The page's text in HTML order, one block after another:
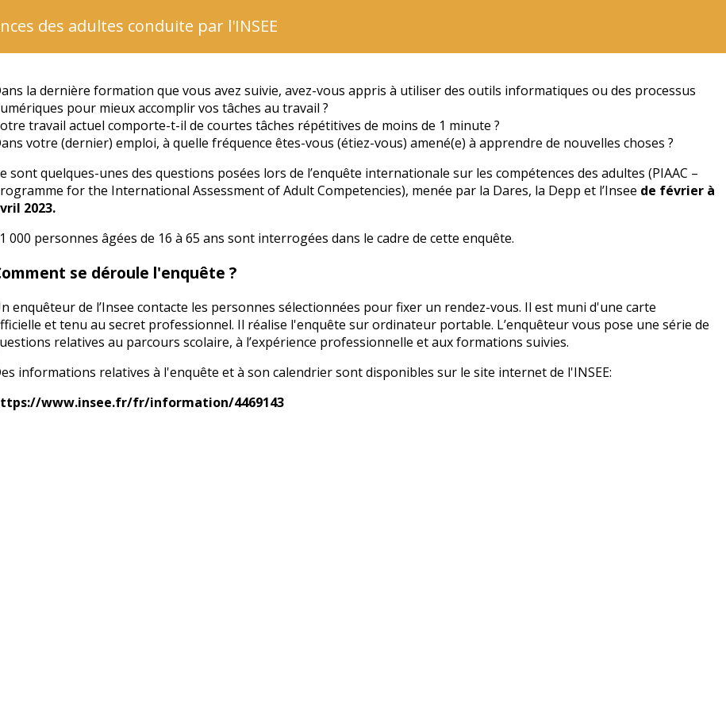
des adultes conduite par l'INSEE
la dernière formation que vous avez suivie, avez-vous appris à utiliser des outils informatiques ou des processus
pour mieux accomplir vos tâches au travail ?
travail actuel comporte-t-il de courtes tâches répétitives de moins de 1 minute ?
votre (dernier) emploi, à quelle fréquence êtes-vous (étiez-vous) amené(e) à apprendre de nouvelles choses ?
sont quelques-unes des questions posées lors de l’enquête internationale sur les compétences des adultes (PIAAC –
for the International Assessment of Adult Competencies), menée par la Dares, la Depp et l’Insee de février à
2023.
000 personnes âgées de 16 à 65 ans sont interrogées dans le cadre de cette enquête.
se déroule l'enquête ?
enquêteur de l’Insee contacte les personnes sélectionnées pour fixer un rendez-vous. Il est muni d'une carte
et tenu au secret professionnel. Il réalise l'enquête sur ordinateur portable. L’enquêteur vous pose une série de
relatives au parcours scolaire, à l’expérience professionnelle et aux formations suivies.
informations relatives à l'enquête et à son calendrier sont disponibles sur le site internet de l'INSEE:
www.insee.fr/fr/information/4469143